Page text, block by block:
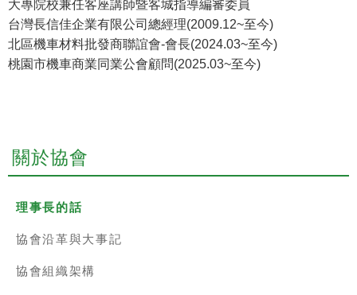
大專院校兼任客座講師暨客城指導編審委員
台灣長信佳企業有限公司總經理(2009.12~至今)
北區機車材料批發商聯誼會-會長(2024.03~至今)
桃園市機車商業同業公會顧問(2025.03~至今)
關於協會
理事長的話
協會沿革與大事記
協會組織架構